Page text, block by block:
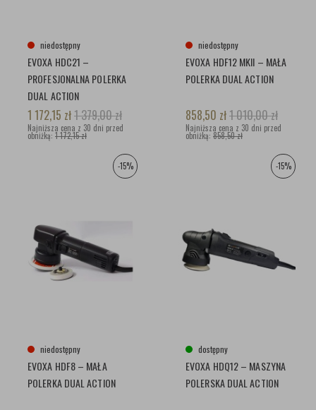
niedostępny
EVOXA HDC21 –
PROFESJONALNA POLERKA
DUAL ACTION
1 172,15 zł1 379,00zł
Najniższa cena z 30 dni przed
obniżką: 1 172,15 zł
niedostępny
EVOXA HDF12 MKII – MAŁA
POLERKA DUAL ACTION
858,50 zł1 010,00zł
Najniższa cena z 30 dni przed
obniżką: 858,50 zł
-15%
niedostępny
EVOXA HDF8 – MAŁA
POLERKA DUAL ACTION
-15%
dostępny
EVOXA HDQ12 – MASZYNA
POLERSKA DUAL ACTION